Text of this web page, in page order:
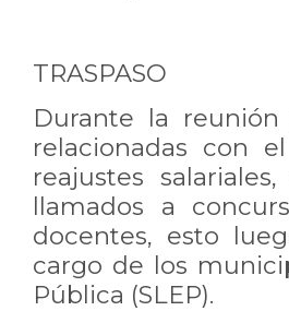
TRASPASO
Durante la reunión
relacionadas con
reajustes
llamados a
docentes, esto
cargo de los
Pública (SLEP).